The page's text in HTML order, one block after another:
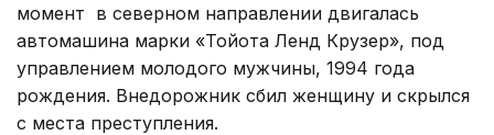
момент в северном направлении двигалась
автомашина марки «Тойота Ленд Крузер», под
управлением молодого мужчины, 1994 года
рождения. Внедорожник сбил женщину и скрылся
с места преступления.